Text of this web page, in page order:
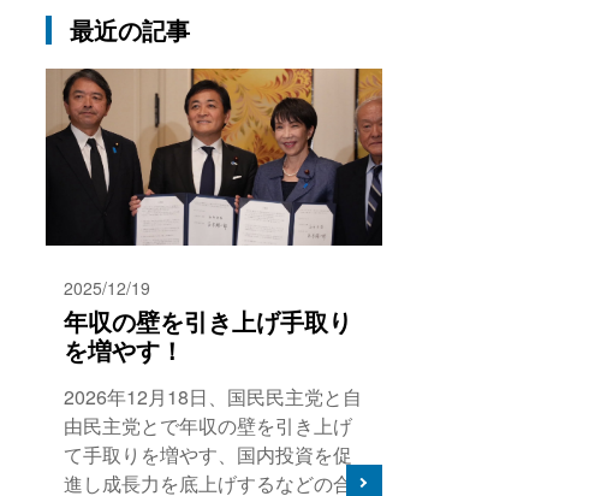
最近の記事
2025/12/19
年収の壁を引き上げ手取り
を増やす！
2026年12月18日、国民民主党と自
由民主党とで年収の壁を引き上げ
て手取りを増やす、国内投資を促
進し成長力を底上げするなどの合